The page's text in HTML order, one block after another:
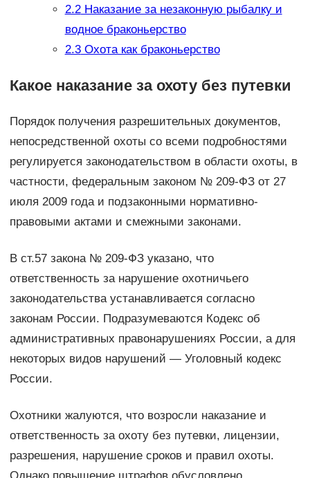
2.2Наказание за незаконную рыбалку и
водное браконьерство
2.3Охота как браконьерство
Какое наказание за охоту без путевки
Порядок получения разрешительных документов,
непосредственной охоты со всеми подробностями
регулируется законодательством в области охоты, в
частности, федеральным законом № 209-ФЗ от 27
июля 2009 года и подзаконными нормативно-
правовыми актами и смежными законами.
В ст.57 закона № 209-ФЗ указано, что
ответственность за нарушение охотничьего
законодательства устанавливается согласно
законам России. Подразумеваются Кодекс об
административных правонарушениях России, а для
некоторых видов нарушений — Уголовный кодекс
России.
Охотники жалуются, что возросли наказание и
ответственность за охоту без путевки, лицензии,
разрешения, нарушение сроков и правил охоты.